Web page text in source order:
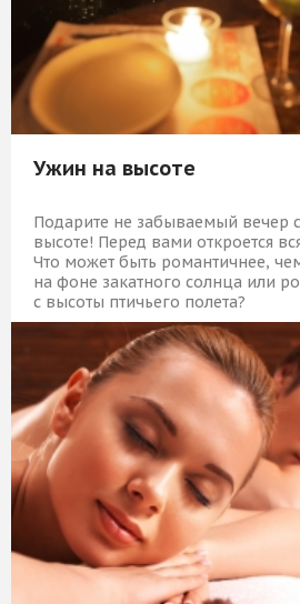
Ужин на высоте
Подарите не забываемый вечер
высоте! Перед вами откроется
Что может быть романтичнее,
на фоне закатного солнца или
с высоты птичьего полета?
15 589 Р